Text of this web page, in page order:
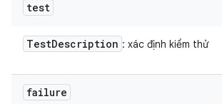
test
TestDescription : xác định kiểm thử
failure